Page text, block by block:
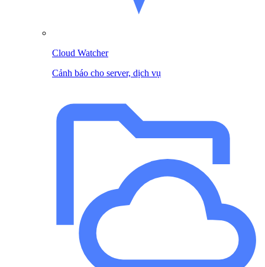
Cloud Watcher
Cảnh báo cho server, dịch vụ